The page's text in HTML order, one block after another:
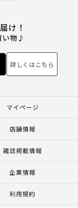
け！
い物♪
詳しくはこちら
マイページ
店舗情報
雑誌掲載情報
企業情報
利用規約